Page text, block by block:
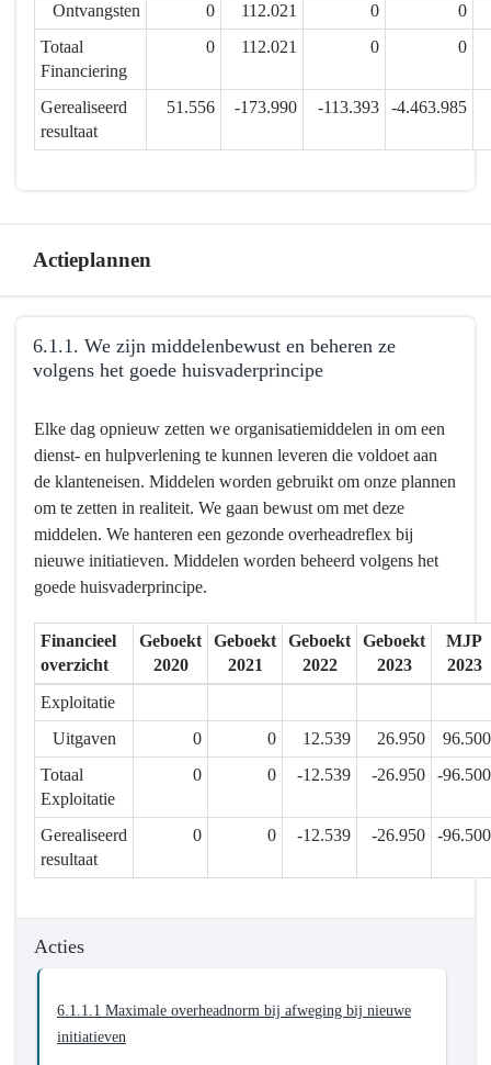
Ontvangsten
0 112.021 0
0
Totaal
Financiering
0 112.021 0 0
Gerealiseerd
resultaat
51.556 -173.990 -113.393 -4.463.985
Actieplannen
navigatie
Mensen
middelen
worden
efficiënt
ingezet
creëren
meerwaarde
Actieplannen
6.1.1. We zijn middelenbewust en beheren ze
volgens het goede huisvaderprincipe
naar
navigatie
6.1.
Mensen
middelen
worden
efficiënt
ingezet
creëren
meerwaarde
Actieplannen
6.1.1.
We
middelenbewust
volgens
Elke dag opnieuw zetten we organisatiemiddelen in om een
dienst- en hulpverlening te kunnen leveren die voldoet aan
de klanteneisen. Middelen worden gebruikt om onze plannen
om te zetten in realiteit. We gaan bewust om met deze
middelen. We hanteren een gezonde overheadreflex bij
nieuwe initiatieven. Middelen worden beheerd volgens het
goede huisvaderprincipe.
Financieel
overzicht
Geboekt
2020
Geboekt
2021
Geboekt
2022
Geboekt
2023
MJP
2023
Exploitatie
Uitgaven
0 0 12.539 26.950
96.500
Totaal
Exploitatie
0 0 -12.539 -26.950 -96.500
Gerealiseerd
resultaat
0 0 -12.539 -26.950 -96.500
Acties
6.1.1.1 Maximale overheadnorm bij afweging bij nieuwe
initiatieven